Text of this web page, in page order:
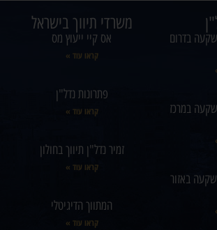
בדרום
במרכז
באזור
משרדי תיווך בישראל
אס קיי ייעוץ מס
קראו עוד »
פתרונות נדל"ן
קראו עוד »
זמיר נדל"ן תיווך בחולון
קראו עוד »
המתווך הדיגיטלי
קראו עוד »